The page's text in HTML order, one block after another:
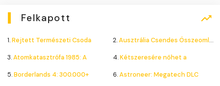
Felkapott
1.Rejtett Természeti Csoda 2.Ausztrália Csendes Összeomlása
3.Atomkatasztrófa 1985: A 4.Kétszeresére nőhet a
5.Borderlands 4: 300.000+ 6.Astroneer: Megatech DLC